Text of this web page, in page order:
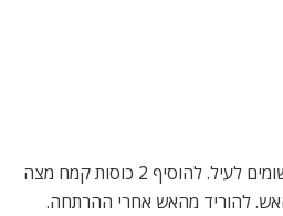
להרתיח את כל החומרים הרשומים לעיל. להוסיף 2 כוסות קמח מצה
להוריד מהאש אחרי ההרתחה.